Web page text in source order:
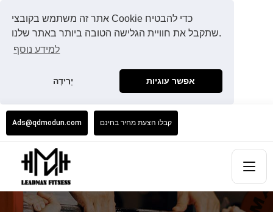
אתר זה משתמש בקובצי Cookie כדי להבטיח
שתקבל את חוויית הגלישה הטובה ביותר באתר שלנו.
למידע נוסף
יְרִידָה אפשר עוגיות
Ads@qdmodun.com קבלו הצעת מחיר בחינם